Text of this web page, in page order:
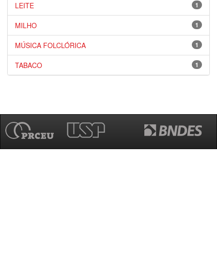
1
LEITE
1
MILHO
1
MÚSICA FOLCLÓRICA
1
TABACO